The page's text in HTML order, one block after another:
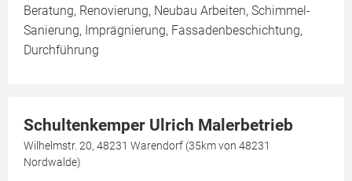
Beratung, Renovierung, Neubau Arbeiten, Schimmel-
Sanierung, Imprägnierung, Fassadenbeschichtung,
Durchführung
Schultenkemper Ulrich Malerbetrieb
Wilhelmstr. 20, 48231 Warendorf (35km von 48231
Nordwalde)